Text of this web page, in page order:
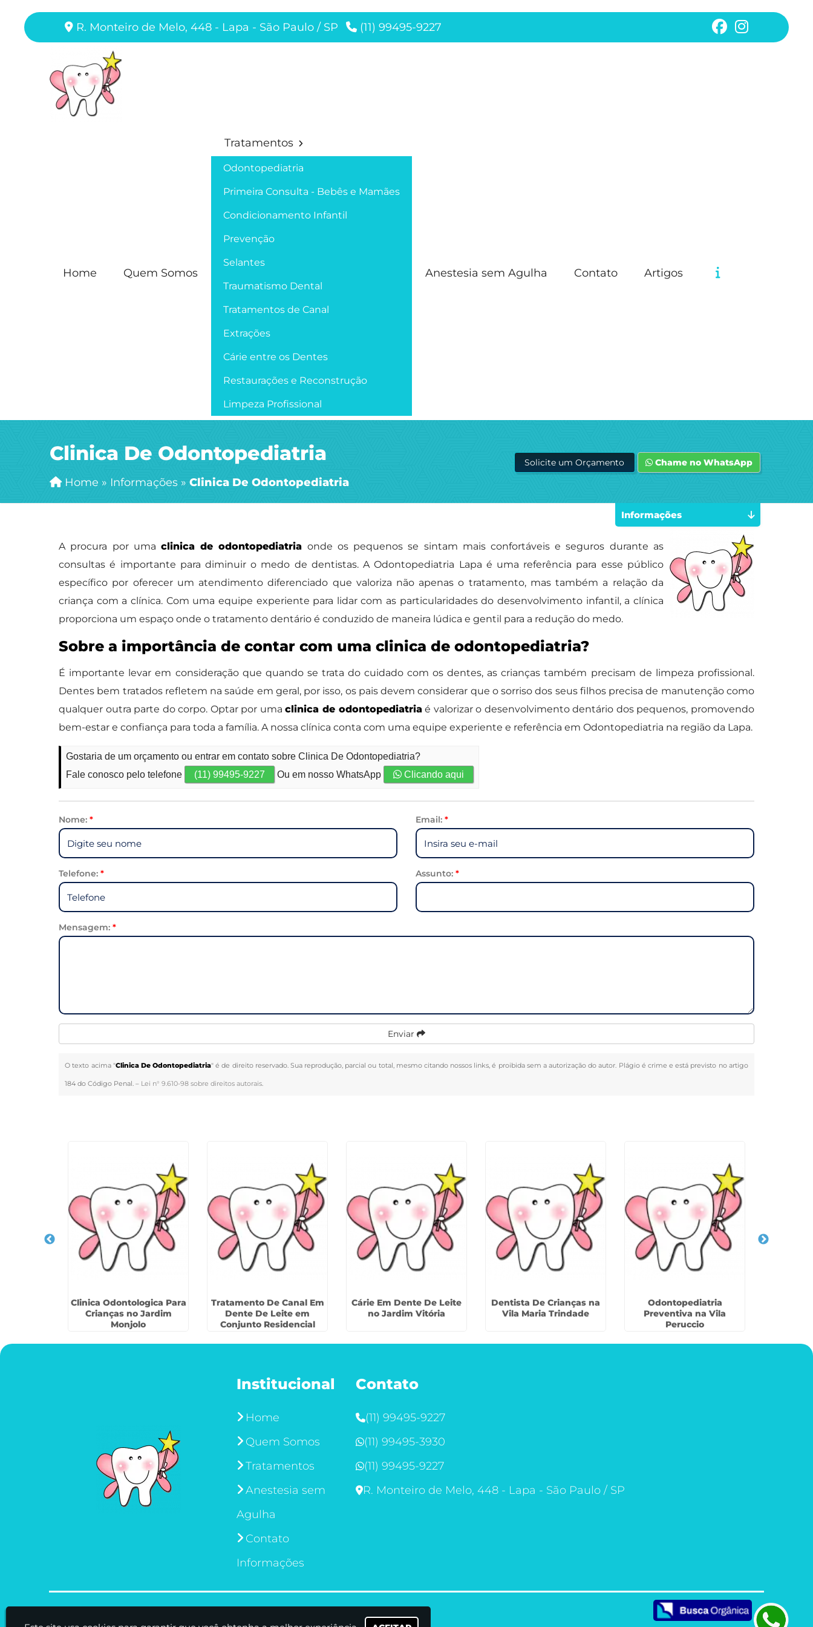
R. Monteiro de Melo, 448 - Lapa - São Paulo / SP (11) 99495-9227
Home Quem Somos
Tratamentos
Odontopediatria
Primeira Consulta - Bebês e Mamães
Condicionamento Infantil
Prevenção
Selantes
Traumatismo Dental
Tratamentos de Canal
Extrações
Cárie entre os Dentes
Restaurações e Reconstrução
Limpeza Profissional
Anestesia sem Agulha Contato Artigos
Clinica De Odontopediatria
Home » Informações »Clinica De Odontopediatria
Solicite um Orçamento Chame no WhatsApp
A procura por umaclinica de odontopediatria onde os pequenos se sintam mais confortáveis e seguros durante as
consultas é importante para diminuir o medo de dentistas. A Odontopediatria Lapa é uma referência para esse público
específico por oferecer um atendimento diferenciado que valoriza não apenas o tratamento, mas também a relação da
criança com a clínica. Com uma equipe experiente para lidar com as particularidades do desenvolvimento infantil, a clínica
proporciona um espaço onde o tratamento dentário é conduzido de maneira lúdica e gentil para a redução do medo.
Sobre a importância de contar com uma clinica de odontopediatria?
É importante levar em consideração que quando se trata do cuidado com os dentes, as crianças também precisam de limpeza profissional.
Dentes bem tratados refletem na saúde em geral, por isso, os pais devem considerar que o sorriso dos seus filhos precisa de manutenção como
qualquer outra parte do corpo. Optar por umaclinica de odontopediatriaé valorizar o desenvolvimento dentário dos pequenos, promovendo
bem-estar e confiança para toda a família. A nossa clínica conta com uma equipe experiente e referência em Odontopediatria na região da Lapa.
Gostaria de um orçamento ou entrar em contato sobre Clinica De Odontopediatria?
Fale conosco pelo telefone
(11) 99495-9227 Ou em nosso WhatsApp Clicando aqui
Nome:* Email: *
Telefone:* Assunto: *
Mensagem:*
Enviar
O texto acima "Clinica De Odontopediatria" é de direito reservado. Sua reprodução, parcial ou total, mesmo citando nossos links, é proibida sem a autorização do autor. Plágio é crime e está previsto no artigo
184 do Código Penal. – Lei n° 9.610-98 sobre direitos autorais.
Informações
Clinica Odontologica Para
Crianças no Jardim
Monjolo
Tratamento De Canal Em
Dente De Leite em
Conjunto Residencial
Cárie Em Dente De Leite
no Jardim Vitória
Dentista De Crianças na
Vila Maria Trindade
Odontopediatria
Preventiva na Vila
Peruccio
Institucional
Home
Quem Somos
Tratamentos
Anestesia sem
Agulha
Contato
Informações
Contato
(11) 99495-9227
(11) 99495-3930
(11) 99495-9227
R. Monteiro de Melo, 448 - Lapa - São Paulo / SP
Odontopediatria Lapa